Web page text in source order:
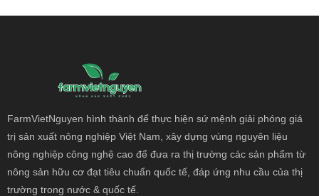
FarmVietNguyen hình thành để thực hiện sứ mệnh giải phóng giá
trị sản xuất nông nghiệp Việt Nam, xây dựng vùng nguyên liệu
nông nghiệp công nghệ cao để đưa ra thị trường các sản phẩm từ
nông sản hữu cơ đạt tiêu chuẩn quốc tế, đáp ứng nhu cầu của thị
trường trong nước & quốc tế.